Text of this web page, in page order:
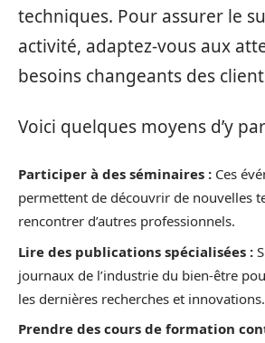
techniques. Pour assurer le
activité, adaptez-vous aux
besoins changeants des
Voici quelques moyens d’y
Participer à des séminaires : Ces
permettent de découvrir de nouvelles
rencontrer d’autres professionnels.
Lire des publications spécialisées :
journaux de l’industrie du bien-être
les dernières recherches et innovations.
Prendre des cours de formation